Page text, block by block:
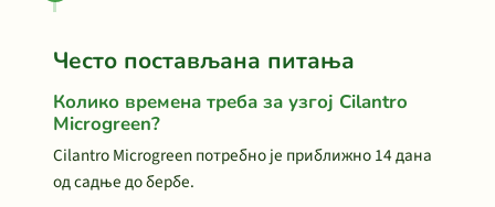
Често постављана питања
Колико времена треба за узгој Cilantro
Microgreen?
Cilantro Microgreen потребно је приближно 14 дана
од садње до бербе.